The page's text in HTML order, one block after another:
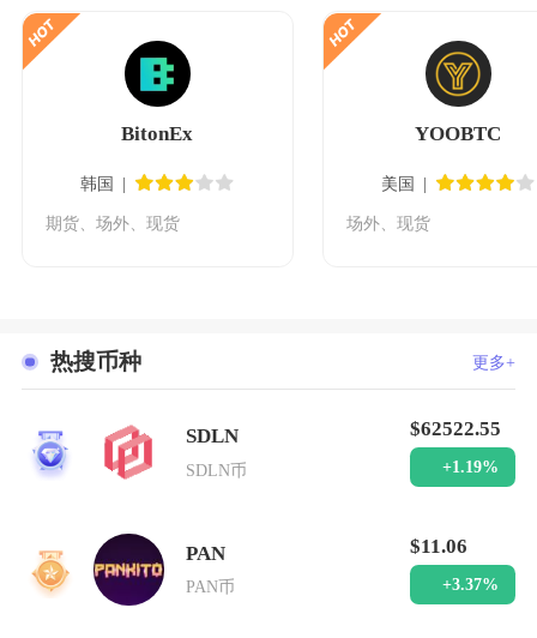
BitonEx
韩国
期货、场外、现货
YOOBTC
美国
场外、现货
热搜币种 更多+
1
SDLN
SDLN币
$62522.55
+1.19%
2
PAN
PAN币
$11.06
+3.37%